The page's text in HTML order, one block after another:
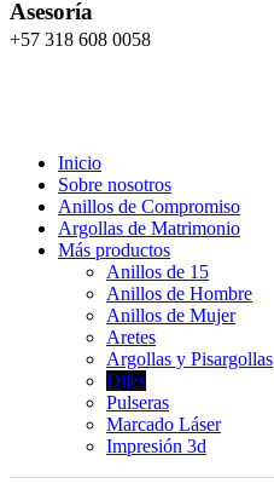
Asesoría
+57 318 608 0058
Inicio
Sobre nosotros
Anillos de Compromiso
Argollas de Matrimonio
Más productos
Anillos de 15
Anillos de Hombre
Anillos de Mujer
Aretes
Argollas y Pisargollas
Dijes
Pulseras
Marcado Láser
Impresión 3d